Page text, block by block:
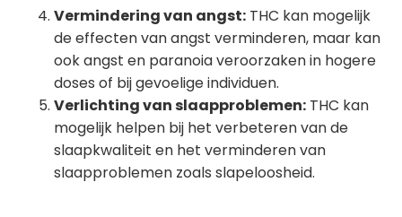
Vermindering van angst: THC kan mogelijk
de effecten van angst verminderen, maar kan
ook angst en paranoia veroorzaken in hogere
doses of bij gevoelige individuen.
Verlichting van slaapproblemen: THC kan
mogelijk helpen bij het verbeteren van de
slaapkwaliteit en het verminderen van
slaapproblemen zoals slapeloosheid.